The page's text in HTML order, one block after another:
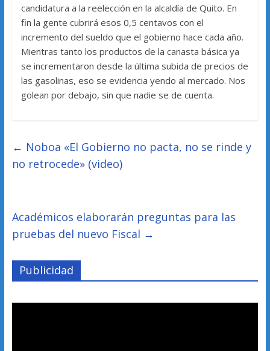
candidatura a la reelección en la alcaldía de Quito. En
fin la gente cubrirá esos 0,5 centavos con el
incremento del sueldo que el gobierno hace cada año.
Mientras tanto los productos de la canasta básica ya
se incrementaron desde la última subida de precios de
las gasolinas, eso se evidencia yendo al mercado. Nos
golean por debajo, sin que nadie se de cuenta.
← Noboa «El Gobierno no pacta, no se rinde y
no retrocede» (video)
Académicos elaborarán preguntas para las
pruebas del nuevo Fiscal →
Publicidad